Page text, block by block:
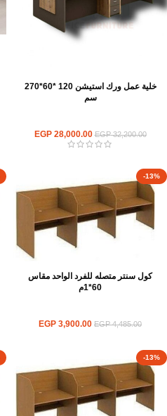
خلية عمل ورك استيشن 120 *60*270
سم
EGP32,200.00
EGP28,000.00
-13%
كول سنتر متصله للفرد الواحد مقاس
60*1م
EGP4,485.00
EGP 3,900.00
-13%